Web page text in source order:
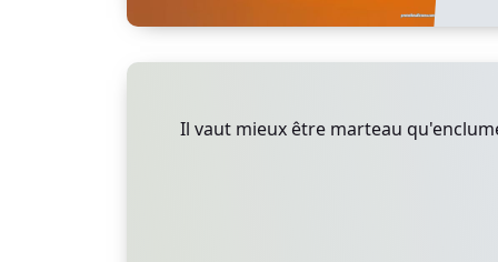
Il vaut mieux être marteau